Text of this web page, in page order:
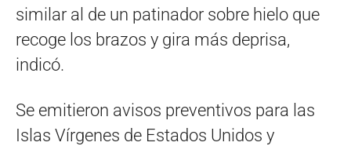
similar al de un patinador sobre hielo que
recoge los brazos y gira más deprisa,
indicó.
Se emitieron avisos preventivos para las
Islas Vírgenes de Estados Unidos y